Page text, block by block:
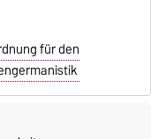
für den